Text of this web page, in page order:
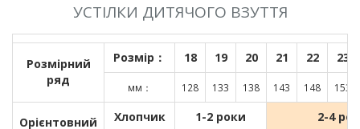
УСТІЛКИ ДИТЯЧОГО ВЗУТТЯ
Розмірний
ряд
Розмір： 18 19 20 21 22 23
мм： 128 133 138 143 148 153
Орієнтовний
Хлопчик 1-2 роки
2-4